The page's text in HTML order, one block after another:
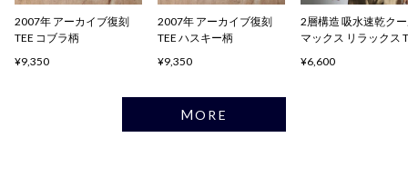
2007年 アーカイブ復刻
TEE コブラ柄
¥9,350
2007年 アーカイブ復刻
TEE ハスキー柄
¥9,350
2層構造 吸水速乾ク
マックス リラックス
¥6,600
MORE